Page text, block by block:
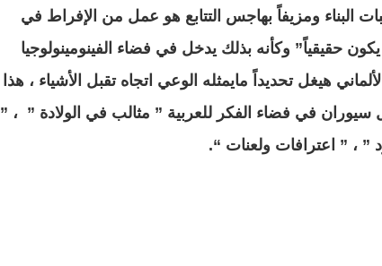
البناء ومزيفاً بهاجس التتابع هو ‏عمل من الإفراط في
حقيقياً” وكأنه بذلك يدخل في فضاء الفينومينولوجيا
هيغل تحديداً مايمثله الوعي اتجاه تقبل الأشياء ، هذا
سيوران في فضاء الفكر للعربية ” مثالب في الولادة ” ، ”
” ، ” اعترافات ولعنات “.